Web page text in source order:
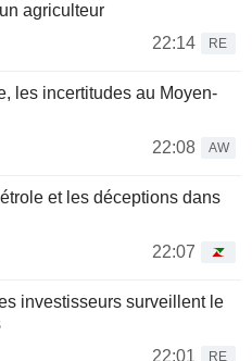
agriculteur
22:14
RE
les incertitudes au Moyen-
22:08
AW
et les déceptions dans
22:07
investisseurs surveillent le
22:01
RE